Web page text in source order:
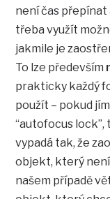
není čas
třeba využít
jakmile je
To lze především
prakticky každý
použít – pokud
“autofocus
vypadá tak, že
objekt, který
našem případě